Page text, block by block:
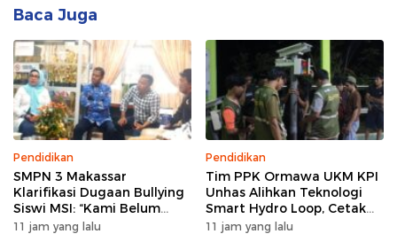
Baca Juga
Pendidikan
SMPN 3 Makassar
Klarifikasi Dugaan Bullying
Siswi MSI: “Kami Belum
Menemukan Unsur
11 jam yang lalu
Pendidikan
Tim PPK Ormawa UKM KPI
Unhas Alihkan Teknologi
Smart Hydro Loop, Cetak
Teknisi Desa untuk Perkuat
11 jam yang lalu